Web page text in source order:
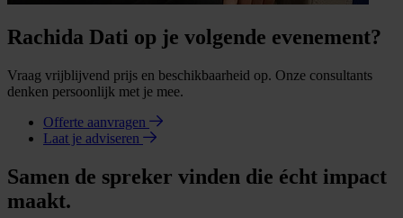
Rachida Dati op je volgende evenement?
Vraag vrijblijvend prijs en beschikbaarheid op. Onze consultants
denken persoonlijk met je mee.
Offerte aanvragen
Laat je adviseren
Samen de spreker vinden die écht impact
maakt.